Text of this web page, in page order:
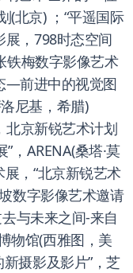
(北京) ；“平遥国际
展，798时态空间
铁梅数字影像艺术
—前进中的视觉图
尼基，希腊)
北京新锐艺术计划
，ARENA(桑塔·莫
展，“北京新锐艺术
数字影像艺术邀请
与未来之间-来自
物馆(西雅图，美
摄影及影片”，芝